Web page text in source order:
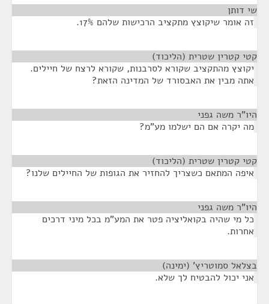
שי דותן
זה אומר שיקוצץ מתקציב הרכישות שלהם 17%.
קטי קטרין שטרית (הליכוד)
יקוצץ מהתקציב שקורא לסרבנות, שקורא לרצח של חיילים.
אתה מבין את האבסורד של המדינה הזאת?
היו"ר משה גפני
מה יקרה אם הם ישלמו מע"מ?
קטי קטרין שטרית (הליכוד)
איפה המתאם כשצריך להחזיר את הגופות של החיילים שלנו?
היו"ר משה גפני
כל מי שהיה בקואליציה פטר את המע"מ בכל מיני דרכים
אחרות.
בצלאל סמוטריץ' (ימינה)
אני יכול להבטיח לך שלא.